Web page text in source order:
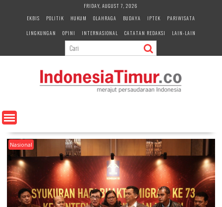
e
n
FRIDAY, AUGUST 7, 2026
EKBIS
POLITIK HUKUM OLAHRAGA BUDAYA IPTEK
PARIWISATA
LINGKUNGAN
OPINI INTERNASIONAL CATATAN REDAKSI LAIN-LAIN
Nasional